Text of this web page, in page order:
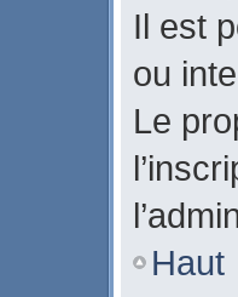
Il est
ou
Le
Haut